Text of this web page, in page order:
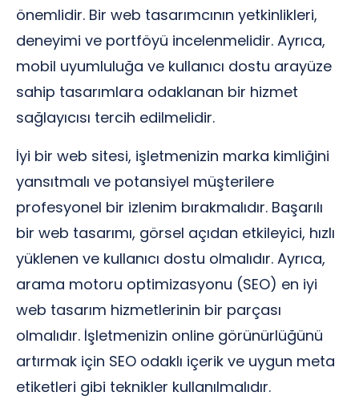
önemlidir. Bir web tasarımcının yetkinlikleri,
deneyimi ve portföyü incelenmelidir. Ayrıca,
mobil uyumluluğa ve kullanıcı dostu arayüze
sahip tasarımlara odaklanan bir hizmet
sağlayıcısı tercih edilmelidir.
İyi bir web sitesi, işletmenizin marka kimliğini
yansıtmalı ve potansiyel müşterilere
profesyonel bir izlenim bırakmalıdır. Başarılı
bir web tasarımı, görsel açıdan etkileyici, hızlı
yüklenen ve kullanıcı dostu olmalıdır. Ayrıca,
arama motoru optimizasyonu (SEO) en iyi
web tasarım hizmetlerinin bir parçası
olmalıdır. İşletmenizin online görünürlüğünü
artırmak için SEO odaklı içerik ve uygun meta
etiketleri gibi teknikler kullanılmalıdır.